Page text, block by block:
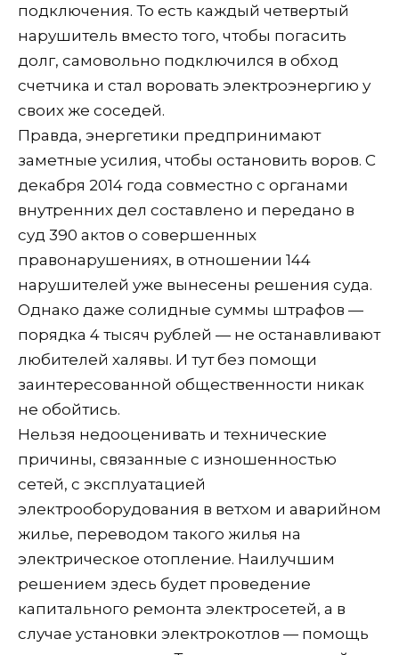
подключения. То есть каждый четвертый
нарушитель вместо того, чтобы погасить
долг, самовольно подключился в обход
счетчика и стал воровать электроэнергию у
своих же соседей.
Правда, энергетики предпринимают
заметные усилия, чтобы остановить воров. С
декабря 2014 года совместно с органами
внутренних дел составлено и передано в
суд 390 актов о совершенных
правонарушениях, в отношении 144
нарушителей уже вынесены решения суда.
Однако даже солидные суммы штрафов —
порядка 4 тысяч рублей — не останавливают
любителей халявы. И тут без помощи
заинтересованной общественности никак
не обойтись.
Нельзя недооценивать и технические
причины, связанные с изношенностью
сетей, с эксплуатацией
электрооборудования в ветхом и аварийном
жилье, переводом такого жилья на
электрическое отопление. Наилучшим
решением здесь будет проведение
капитального ремонта электросетей, а в
случае установки электрокотлов — помощь